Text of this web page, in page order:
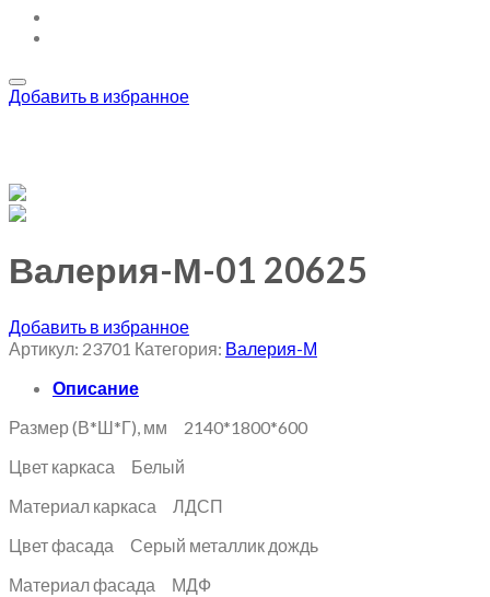
Добавить в избранное
Валерия-М-01 20625
Добавить в избранное
Артикул: 23701 Категория: Валерия-М
Описание
Размер (В*Ш*Г), мм 2140*1800*600
Цвет каркаса Белый
Материал каркаса ЛДСП
Цвет фасада Серый металлик дождь
Материал фасада МДФ